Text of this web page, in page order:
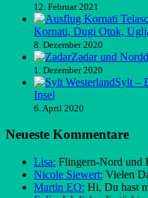
12. Februar 2021
Kornati, Dugi Otok,
8. Dezember 2020
Zadar und
1. Dezember 2020
Sylt –
Insel
6. April 2020
Neueste Kommentare
Lisa: Flingern-Nord und
Nicole Siewert: Vielen
Martin EO: Hi, Du hast